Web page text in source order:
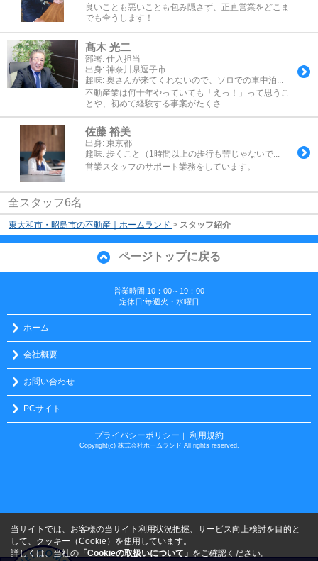
良いことも悪いことも包み隠さず、正直営業をどこま
でも全うします！
髙木 光二
部署: 仕入担当
出身: 神奈川県逗子市
趣味: 奥さんが来てくれないので、ソロでの車中泊...
不動産業は何十年やっていても「えっ！」って思うこ
とや、初めて経験する事案がたくさ...
佐藤 裕美
出身: 東京都
趣味: 歩くこと（1時間以上の歩行も苦じゃないで...
営業スタッフのサポート業務をしています。
全スタッフ6名
東大和市・昭島市の不動産｜ホームランド > スタッフ紹介
ページトップに戻る
営業時間:10：00～19：00
定休日:毎週火・水曜日
ホーム
会社概要
お問い合わせ
PCサイト
プライバシーポリシー ｜ 利用規約
Copyright(c) 株式会社ホームランド All rights reserved.
当サイトでは、お客様の当サイト利用状況把握、サービス向上検討を目的と
して、クッキー（Cookie）を使用しています。
詳しくは、当社の 「Cookieの取扱いについて」 をご確認ください。